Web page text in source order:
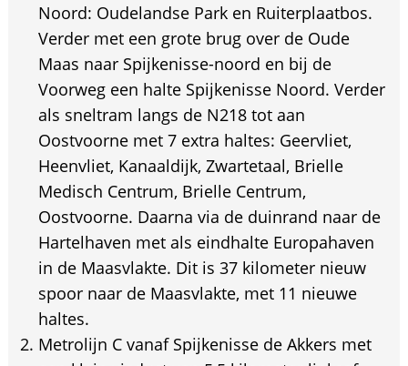
Noord: Oudelandse Park en Ruiterplaatbos.
Verder met een grote brug over de Oude
Maas naar Spijkenisse-noord en bij de
Voorweg een halte Spijkenisse Noord. Verder
als sneltram langs de N218 tot aan
Oostvoorne met 7 extra haltes: Geervliet,
Heenvliet, Kanaaldijk, Zwartetaal, Brielle
Medisch Centrum, Brielle Centrum,
Oostvoorne. Daarna via de duinrand naar de
Hartelhaven met als eindhalte Europahaven
in de Maasvlakte. Dit is 37 kilometer nieuw
spoor naar de Maasvlakte, met 11 nieuwe
haltes.
Metrolijn C vanaf Spijkenisse de Akkers met